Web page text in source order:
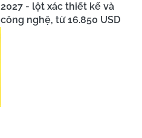
2027 - lột xác thiết kế và
công nghệ, từ 16.850 USD